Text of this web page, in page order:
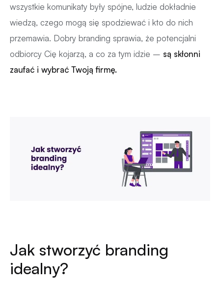
wszystkie komunikaty były spójne, ludzie dokładnie
wiedzą, czego mogą się spodziewać i kto do nich
przemawia. Dobry branding sprawia, że potencjalni
odbiorcy Cię kojarzą, a co za tym idzie – są skłonni
zaufać i wybrać Twoją firmę.
Jak stworzyć branding
idealny?